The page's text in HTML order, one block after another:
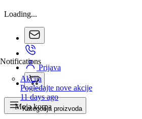
Loading...
Notifications
Akcija
Pogledajte nove akcije
11 days ago
Prijava
Moja korpa
Kategorija proizvoda